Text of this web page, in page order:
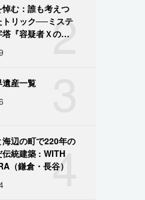
2
む：誰も考えつ
トリック──ミステ
塔『容疑者Ｘの献
遺産一覧
4
辺の町で220年の
伝統建築 : WITH
（鎌倉・長谷）